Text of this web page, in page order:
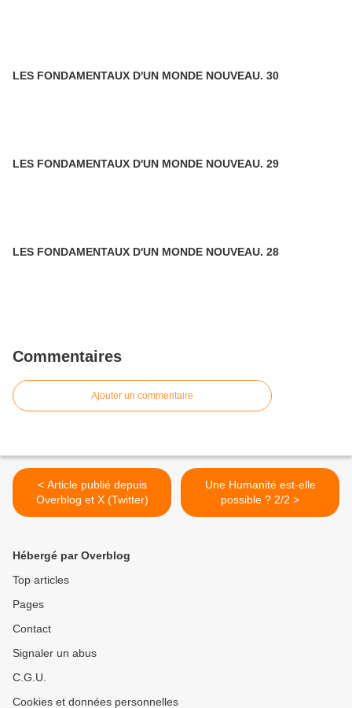
LES FONDAMENTAUX D'UN MONDE NOUVEAU. 30
LES FONDAMENTAUX D'UN MONDE NOUVEAU. 29
LES FONDAMENTAUX D'UN MONDE NOUVEAU. 28
Commentaires
Ajouter un commentaire
< Article publié depuis
Overblog et X (Twitter)
Une Humanité est-elle
possible ? 2/2 >
Hébergé par Overblog
Top articles
Pages
Contact
Signaler un abus
C.G.U.
Cookies et données personnelles